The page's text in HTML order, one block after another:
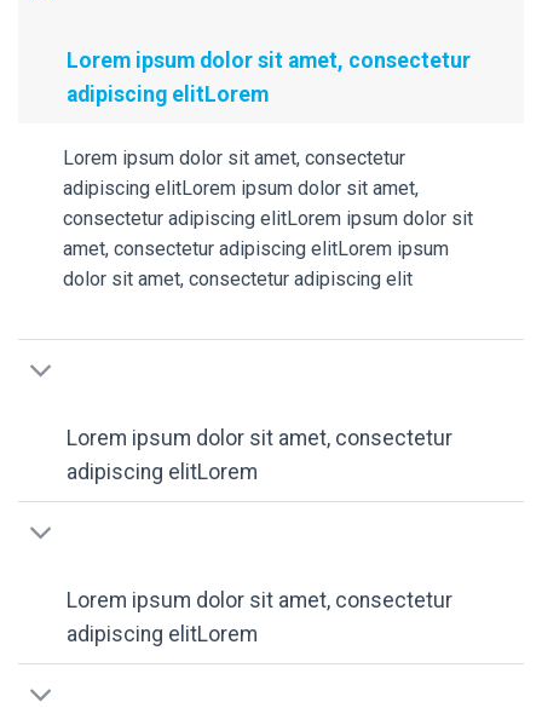
Lorem ipsum dolor sit amet, consectetur
adipiscing elitLorem
Lorem ipsum dolor sit amet, consectetur
adipiscing elitLorem ipsum dolor sit amet,
consectetur adipiscing elitLorem ipsum dolor sit
amet, consectetur adipiscing elitLorem ipsum
dolor sit amet, consectetur adipiscing elit
Lorem ipsum dolor sit amet, consectetur
adipiscing elitLorem
Lorem ipsum dolor sit amet, consectetur
adipiscing elitLorem